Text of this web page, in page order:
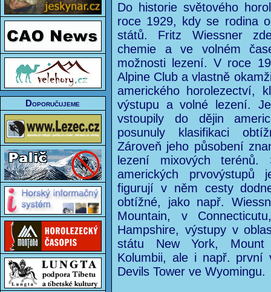
Doporučujeme
Do historie světového
roce 1929, kdy se rodina
států. Fritz Wiessner
chemie a ve volném
možnosti lezení. V roce
Alpine Club a vlastně
amerického horolezectví,
výstupu a volné lezení.
vstoupily do dějin
posunuly klasifikaci
Zároveň jeho působení
lezení mixových terénů.
amerických
figurují v něm cesty
obtížné, jako např.
Mountain, v
Hampshire, výstupy v
státu New York, Mount
Kolumbii, ale i např. první
Devils Tower ve Wyomingu.